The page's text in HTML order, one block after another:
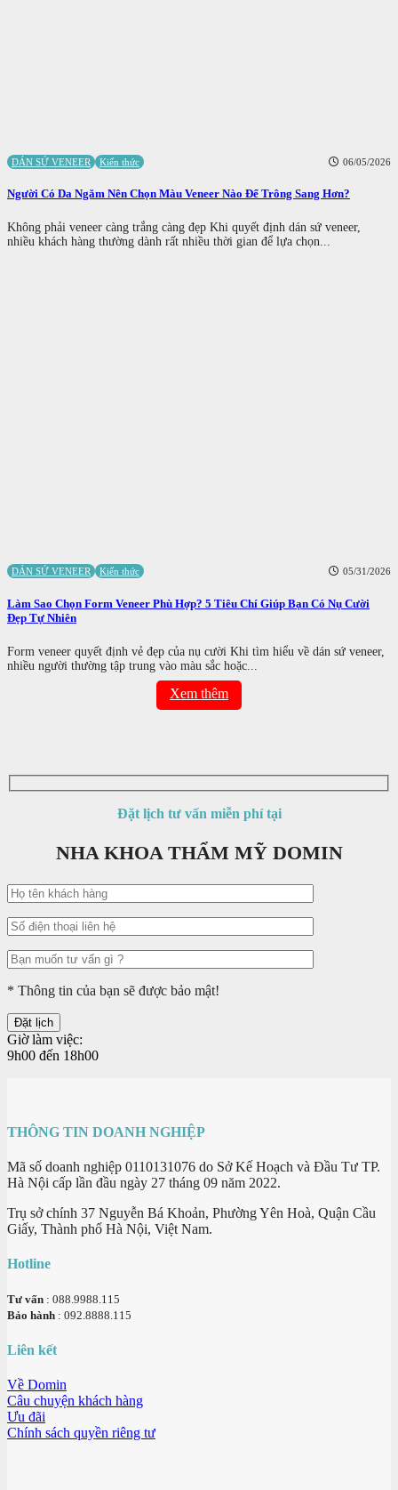
DÁN SỨ VENEER Kiến thức 06/05/2026
Người Có Da Ngăm Nên Chọn Màu Veneer Nào Để Trông Sang Hơn?
Không phải veneer càng trắng càng đẹp Khi quyết định dán sứ veneer,
nhiều khách hàng thường dành rất nhiều thời gian để lựa chọn...
DÁN SỨ VENEER Kiến thức 05/31/2026
Làm Sao Chọn Form Veneer Phù Hợp? 5 Tiêu Chí Giúp Bạn Có Nụ Cười
Đẹp Tự Nhiên
Form veneer quyết định vẻ đẹp của nụ cười Khi tìm hiểu về dán sứ veneer,
nhiều người thường tập trung vào màu sắc hoặc...
Xem thêm
Đặt lịch tư vấn miễn phí tại
NHA KHOA THẨM MỸ DOMIN
* Thông tin của bạn sẽ được bảo mật!
Giờ làm việc:
9h00 đến 18h00
THÔNG TIN DOANH NGHIỆP
Mã số doanh nghiệp 0110131076 do Sở Kế Hoạch và Đầu Tư TP.
Hà Nội cấp lần đầu ngày 27 tháng 09 năm 2022.
Trụ sở chính 37 Nguyễn Bá Khoản, Phường Yên Hoà, Quận Cầu
Giấy, Thành phố Hà Nội, Việt Nam.
Hotline
Tư vấn : 088.9988.115
Bảo hành : 092.8888.115
Liên kết
Về Domin
Câu chuyện khách hàng
Ưu đãi
Chính sách quyền riêng tư